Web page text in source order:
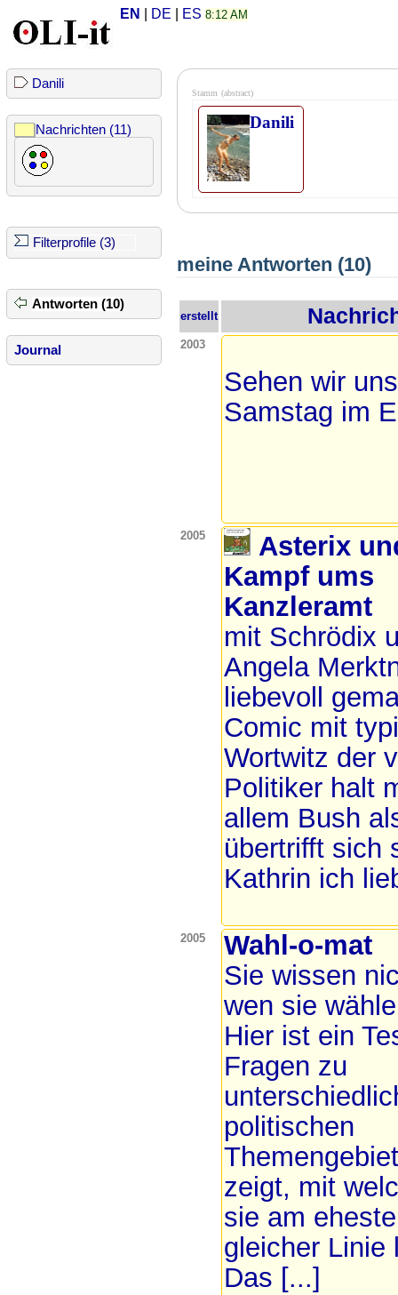
EN DE ES 8:12 AM
Danili
Nachrichten (11)
Filterprofile (3)
Antworten (10)
Journal
Stamm (abstract)
Danili
meine Antworten (10)
erstellt
2003
Sehen wir
Samstag im
2005
Asterix
Kampf ums
Kanzleramt
mit Schrödix
Angela
liebevoll
Comic mit
Wortwitz der
Politiker halt
allem Bush
übertrifft sich
Kathrin ich
2005
Wahl-o-mat
Sie wissen
wen sie
Hier ist ein
Fragen zu
politischen
zeigt, mit
sie am
gleicher Linie
Das [...]